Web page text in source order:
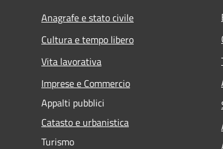
Anagrafe e stato civile
Cultura e tempo libero
Vita lavorativa
Imprese e Commercio
Appalti pubblici
Catasto e urbanistica
Turismo